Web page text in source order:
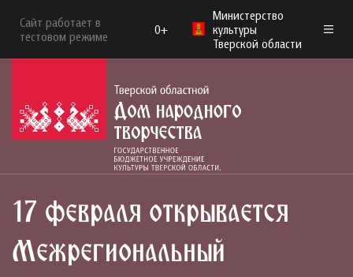
Сайт работает в
тестовом режиме
0+
Министерство
культуры
Тверской области
17 февраля открывается
Межрегиональный